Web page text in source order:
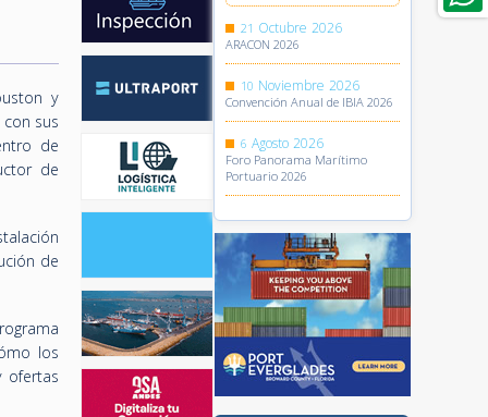
y
sus
de
de
de
los
ofertas
21 Octubre 2026
ARACON 2026
10 Noviembre 2026
Convención Anual de IBIA 2026
6 Agosto 2026
Foro Panorama Marítimo
Portuario 2026